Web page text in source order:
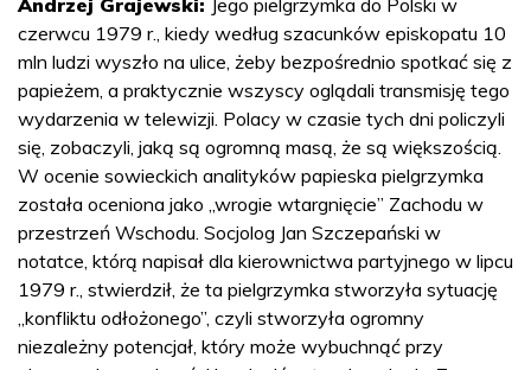
Andrzej Grajewski: Jego pielgrzymka do Polski w
czerwcu 1979 r., kiedy według szacunków episkopatu 10
mln ludzi wyszło na ulice, żeby bezpośrednio spotkać się z
papieżem, a praktycznie wszyscy oglądali transmisję tego
wydarzenia w telewizji. Polacy w czasie tych dni policzyli
się, zobaczyli, jaką są ogromną masą, że są większością.
W ocenie sowieckich analityków papieska pielgrzymka
została oceniona jako „wrogie wtargnięcie” Zachodu w
przestrzeń Wschodu. Socjolog Jan Szczepański w
notatce, którą napisał dla kierownictwa partyjnego w lipcu
1979 r., stwierdził, że ta pielgrzymka stworzyła sytuację
„konfliktu odłożonego”, czyli stworzyła ogromny
niezależny potencjał, który może wybuchnąć przy